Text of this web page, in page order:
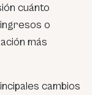
cuánto
o
más
cambios